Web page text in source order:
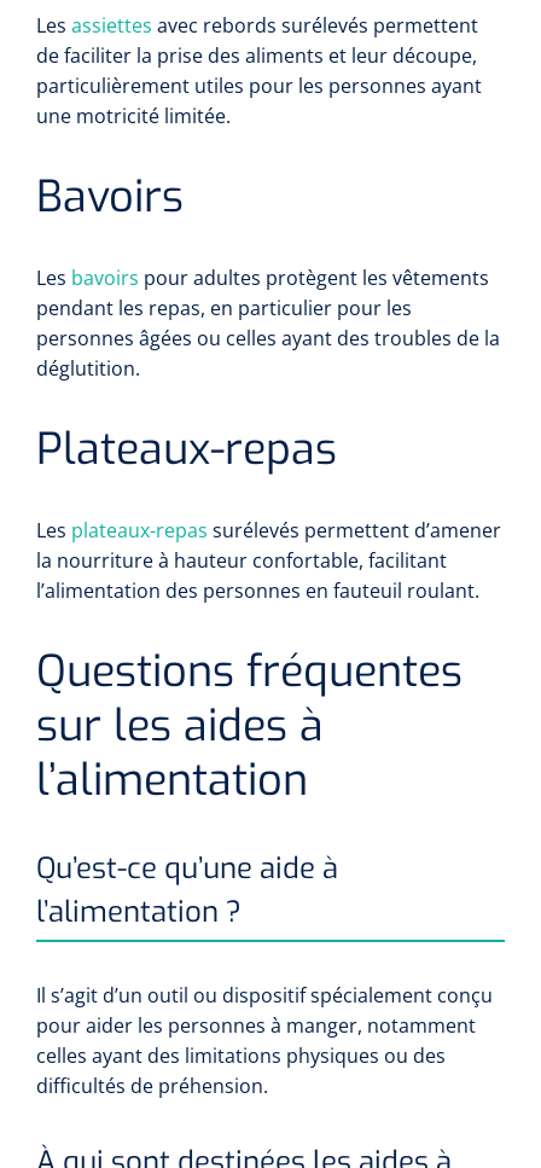
Les assiettes avec rebords surélevés permettent
de faciliter la prise des aliments et leur découpe,
particulièrement utiles pour les personnes ayant
une motricité limitée.
Bavoirs
Les bavoirs pour adultes protègent les vêtements
pendant les repas, en particulier pour les
personnes âgées ou celles ayant des troubles de la
déglutition.
Plateaux-repas
Les plateaux-repas surélevés permettent d’amener
la nourriture à hauteur confortable, facilitant
l’alimentation des personnes en fauteuil roulant.
Questions fréquentes
sur les aides à
l’alimentation
Qu’est-ce qu’une aide à
l’alimentation ?
Il s’agit d’un outil ou dispositif spécialement conçu
pour aider les personnes à manger, notamment
celles ayant des limitations physiques ou des
difficultés de préhension.